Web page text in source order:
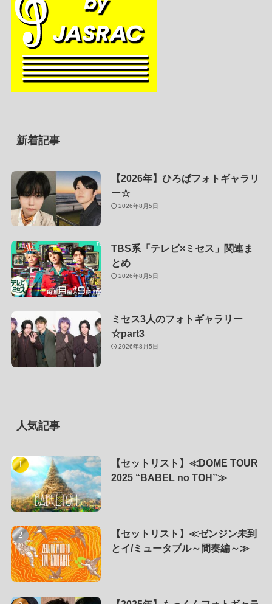
新着記事
【2026年】ひろぱフォトギャラリ
ー☆
2026年8月5日
TBS系「テレビ×ミセス」関連ま
とめ
2026年8月5日
ミセス3人のフォトギャラリー
☆part3
2026年8月5日
人気記事
【セットリスト】≪DOME TOUR
2025 “BABEL no TOH”≫
【セットリスト】≪ゼンジン未到
とイ/ミュータブル～間奏編～≫